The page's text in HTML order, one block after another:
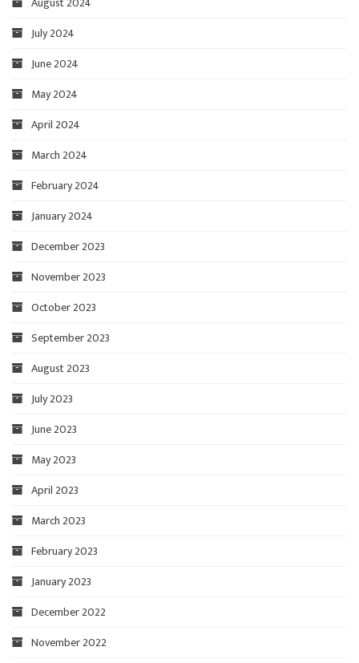
July 2024
June 2024
May 2024
April 2024
March 2024
February 2024
January 2024
December 2023
November 2023
October 2023
September 2023
August 2023
July 2023
June 2023
May 2023
April 2023
March 2023
February 2023
January 2023
December 2022
November 2022